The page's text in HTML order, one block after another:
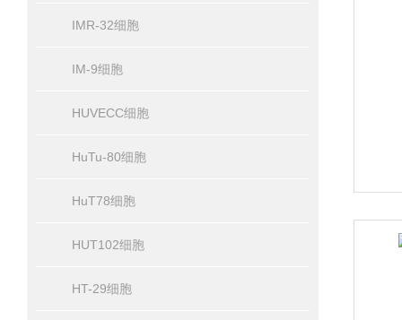
IMR-32细胞
IM-9细胞
HUVECC细胞
HuTu-80细胞
HuT78细胞
HUT102细胞
HT-29细胞